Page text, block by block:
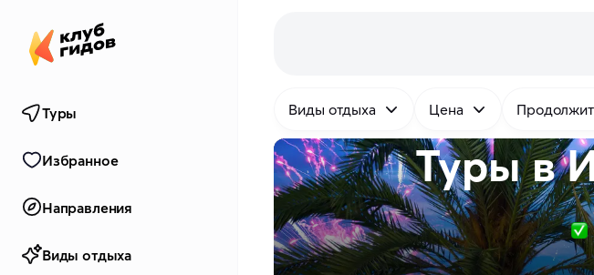
Туры
Избранное
Направления
Виды отдыха
Виды отдыха Цена
Туры в